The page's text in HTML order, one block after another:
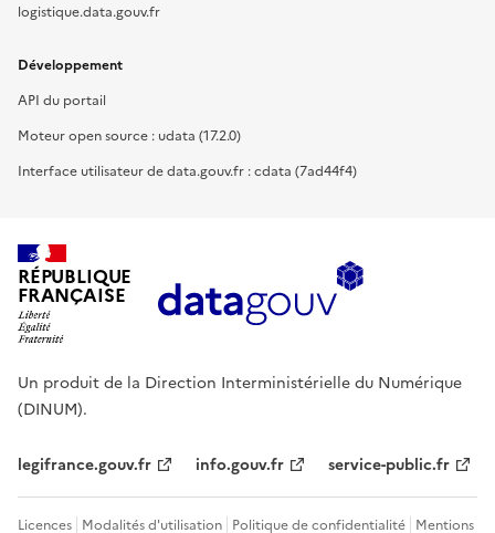
logistique.data.gouv.fr
Développement
API du portail
Moteur open source : udata (17.2.0)
Interface utilisateur de data.gouv.fr : cdata (7ad44f4)
RÉPUBLIQUE
FRANÇAISE
Un produit de la Direction Interministérielle du Numérique
(DINUM).
legifrance.gouv.fr info.gouv.fr service-public.fr
Licences Modalités d'utilisation Politique de confidentialité Mentions